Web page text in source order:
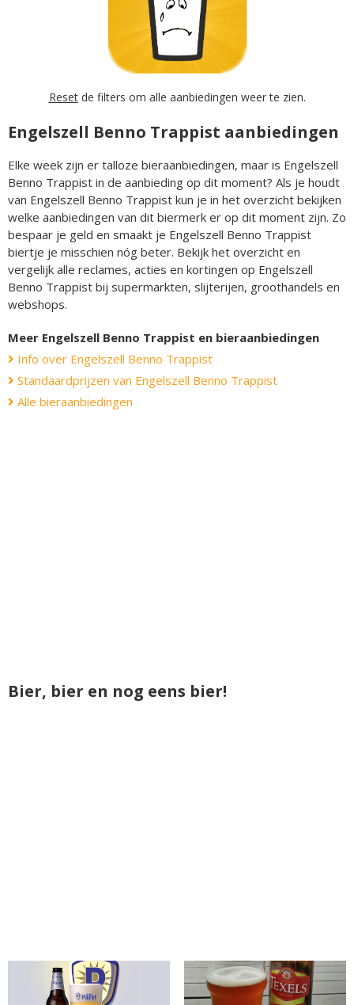
Resetde filters om alle aanbiedingen weer te zien.
Engelszell Benno Trappist aanbiedingen
Elke week zijn er talloze bieraanbiedingen, maar is Engelszell
Benno Trappist in de aanbieding op dit moment? Als je houdt
van Engelszell Benno Trappist kun je in het overzicht bekijken
welke aanbiedingen van dit biermerk er op dit moment zijn. Zo
bespaar je geld en smaakt je Engelszell Benno Trappist
biertje je misschien nóg beter. Bekijk het overzicht en
vergelijk alle reclames, acties en kortingen op Engelszell
Benno Trappist bij supermarkten, slijterijen, groothandels en
webshops.
Meer Engelszell Benno Trappist en bieraanbiedingen
Info over Engelszell Benno Trappist
Standaardprijzen van Engelszell Benno Trappist
Alle bieraanbiedingen
Bier, bier en nog eens bier!